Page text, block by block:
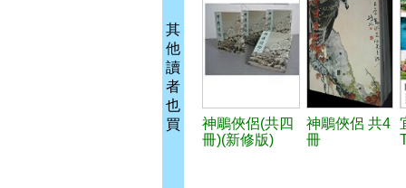
其
他
讀
者
也
買
神鵰俠侶(共四
冊)(新修版)
神鵰俠侶 共4
冊